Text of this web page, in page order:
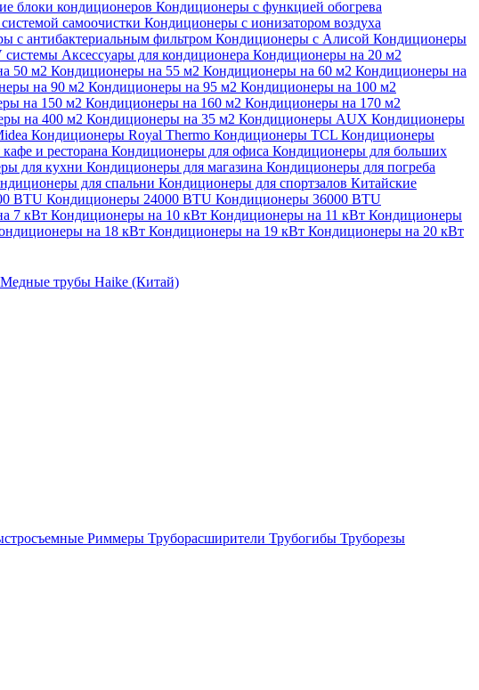
блоки кондиционеров Кондиционеры с функцией обогрева
самоочистки Кондиционеры с ионизатором воздуха
с антибактериальным фильтром Кондиционеры с Алисой Кондиционеры
системы Аксессуары для кондиционера Кондиционеры на 20 м2
50 м2 Кондиционеры на 55 м2 Кондиционеры на 60 м2 Кондиционеры на
на 90 м2 Кондиционеры на 95 м2 Кондиционеры на 100 м2
на 150 м2 Кондиционеры на 160 м2 Кондиционеры на 170 м2
на 400 м2 Кондиционеры на 35 м2 Кондиционеры AUX Кондиционеры
Кондиционеры Royal Thermo Кондиционеры TCL Кондиционеры
и ресторана Кондиционеры для офиса Кондиционеры для больших
для кухни Кондиционеры для магазина Кондиционеры для погреба
для спальни Кондиционеры для спортзалов Китайские
BTU Кондиционеры 24000 BTU Кондиционеры 36000 BTU
7 кВт Кондиционеры на 10 кВт Кондиционеры на 11 кВт Кондиционеры
на 18 кВт Кондиционеры на 19 кВт Кондиционеры на 20 кВт
Медные трубы Haike (Китай)
Риммеры Труборасширители Трубогибы Труборезы